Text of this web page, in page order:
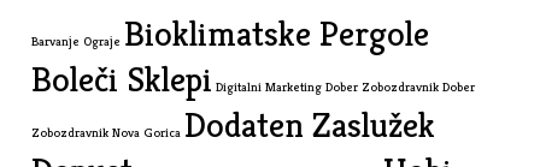
Barvanje Ograje Bioklimatske Pergole
Boleči Sklepi Digitalni Marketing Dober Zobozdravnik Dober
Zobozdravnik Nova Gorica Dodaten Zaslužek